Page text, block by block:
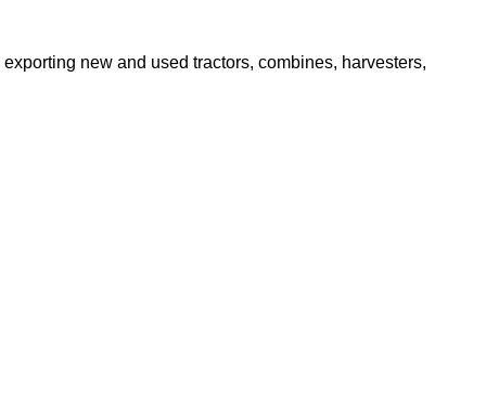
new and used tractors, combines, harvesters,